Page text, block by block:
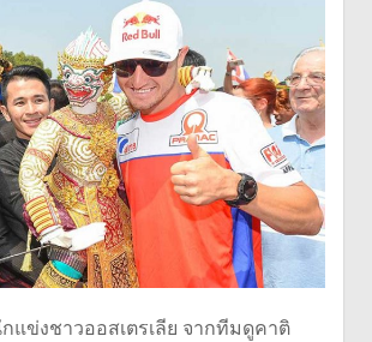
แข่งชาวออสเตรเลีย จากทีมดูคาติ